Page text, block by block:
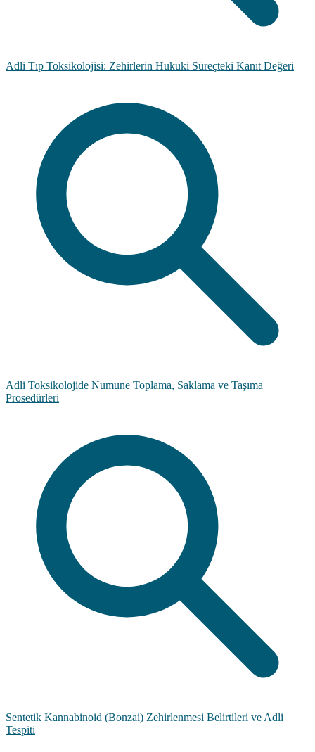
Adli Tıp Toksikolojisi: Zehirlerin Hukuki Süreçteki Kanıt Değeri
Adli Toksikolojide Numune Toplama, Saklama ve Taşıma
Prosedürleri
Sentetik Kannabinoid (Bonzai) Zehirlenmesi Belirtileri ve Adli
Tespiti